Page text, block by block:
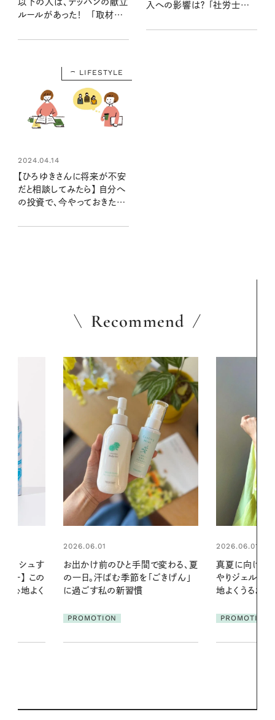
ルールがあった！ 「取材歴
見た！⑥」
入への影響は？ 「社労士が
LIFESTYLE
2024.04.14
【ひろゆきさんに将来が不安
だと相談してみたら】 自分へ
の投資で、今やっておきたい
た
Recommend
変わる、夏
ごきげん」
2026.06.01
真夏に向けて、ハーブが香るひん
やりジェルと出合う。暑い季節に心
地よくうるおう、軽やかなボディケ
PROMOTION
2026.07.21
リーとの重